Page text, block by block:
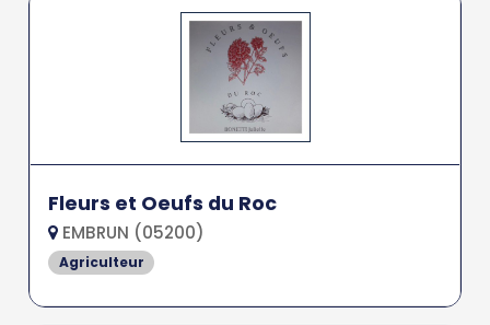
Fleurs et Oeufs du Roc
EMBRUN (05200)
Agriculteur